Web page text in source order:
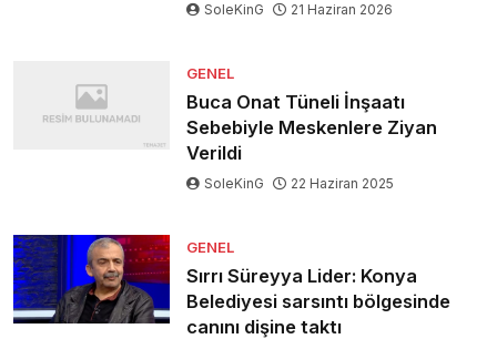
SoleKinG 21 Haziran 2026
GENEL
Buca Onat Tüneli İnşaatı
Sebebiyle Meskenlere Ziyan
Verildi
SoleKinG 22 Haziran 2025
GENEL
Sırrı Süreyya Lider: Konya
Belediyesi sarsıntı bölgesinde
canını dişine taktı